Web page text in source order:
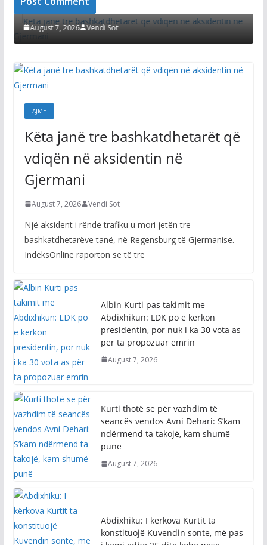
Sot August 7, 2026 Vendi
LAJMET
Këta janë tre bashkatdhetarët që
vdiqën në aksidentin në
Gjermani
August 7, 2026 Vendi Sot
Një aksident i rëndë trafiku u mori jetën tre
bashkatdhetarëve tanë, në Regensburg të Gjermanisë.
IndeksOnline raporton se të tre
Albin Kurti pas takimit me
Abdixhikun: LDK po e kërkon
presidentin, por nuk i ka 30 vota as
për ta propozuar emrin
August 7, 2026
Kurti thotë se për vazhdim të
seancës vendos Avni Dehari: S’kam
ndërmend ta takojë, kam shumë
punë
August 7, 2026
Abdixhiku: I kërkova Kurtit ta
konstituojë Kuvendin sonte, më pas